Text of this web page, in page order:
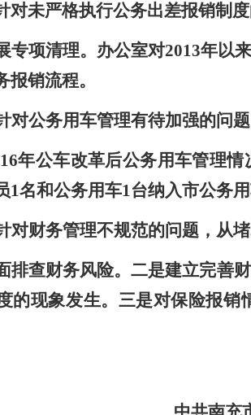
对未严格执行公务出差报销制
专项清理。 办公室对2013年以
报销流程。
对公务用车管理有待加强的问
年公车改革后公务用车管理
1名和公务用车1台纳入市公务
对财务管理不规范的问题，从
排查财务风险。二是建立完善
的现象发生。三是对保险报